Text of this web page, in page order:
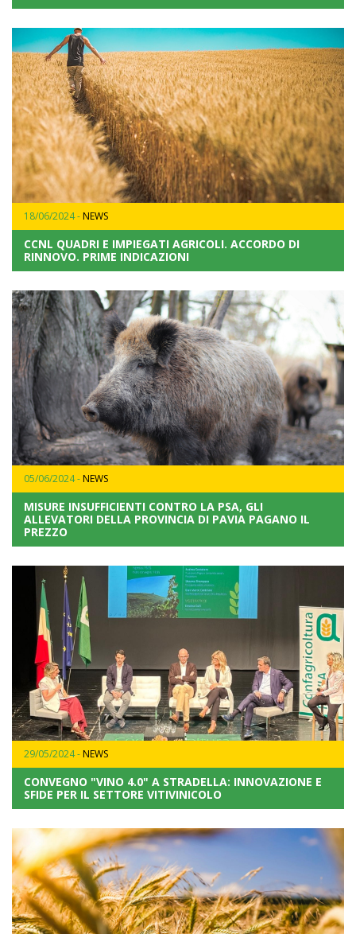
18/06/2024 -NEWS
CCNL QUADRI E IMPIEGATI AGRICOLI. ACCORDO DI
RINNOVO. PRIME INDICAZIONI
05/06/2024 -NEWS
MISURE INSUFFICIENTI CONTRO LA PSA, GLI
ALLEVATORI DELLA PROVINCIA DI PAVIA PAGANO IL
PREZZO
29/05/2024 -NEWS
CONVEGNO "VINO 4.0" A STRADELLA: INNOVAZIONE E
SFIDE PER IL SETTORE VITIVINICOLO